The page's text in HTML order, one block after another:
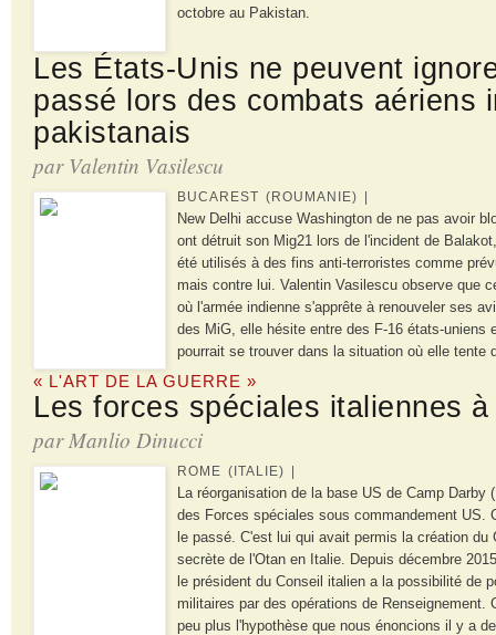
octobre au Pakistan.
Les États-Unis ne peuvent
passé lors des combats aériens
pakistanais
par Valentin Vasilescu
BUCAREST (ROUMANIE) |
New Delhi accuse Washington de ne pas avoir
ont détruit son Mig21 lors de l'incident de
été utilisés à des fins anti-terroristes comme
mais contre lui. Valentin Vasilescu observe que
où l'armée indienne s'apprête à renouveler ses
des MiG, elle hésite entre des F-16 états-
pourrait se trouver dans la situation où elle tente
« L'ART DE LA GUERRE »
Les forces spéciales italiennes
par Manlio Dinucci
ROME (ITALIE) |
La réorganisation de la base US de Camp
des Forces spéciales sous commandement US.
le passé. C'est lui qui avait permis la création du
secrète de l'Otan en Italie. Depuis décembre
le président du Conseil italien a la possibilité de
militaires par des opérations de Renseignement.
peu plus l'hypothèse que nous énoncions il y a